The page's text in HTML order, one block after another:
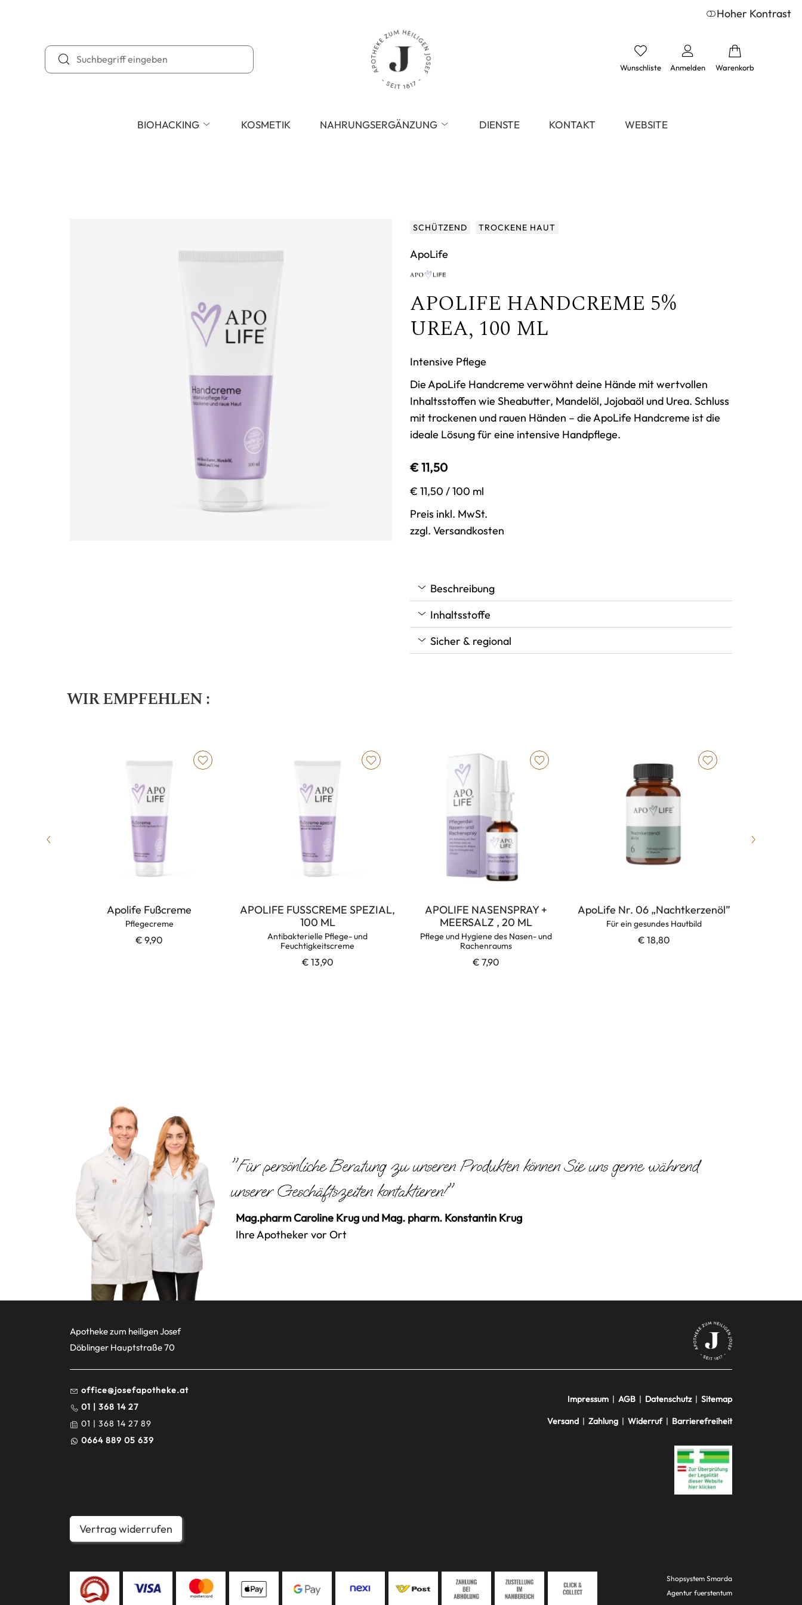
Hoher Kontrast
Wunschliste Anmelden Warenkorb
BIOHACKING KOSMETIK NAHRUNGSERGÄNZUNG DIENSTE KONTAKT WEBSITE
SCHÜTZEND TROCKENE HAUT
ApoLife
APOLIFE HANDCREME 5%
UREA, 100 ML
Intensive Pflege
Die ApoLife Handcreme verwöhnt deine Hände mit wertvollen
Inhaltsstoffen wie Sheabutter, Mandelöl, Jojobaöl und Urea. Schluss
mit trockenen und rauen Händen – die ApoLife Handcreme ist die
ideale Lösung für eine intensive Handpflege.
€ 11,50
€ 11,50 / 100 ml
Preis inkl. MwSt.
zzgl. Versandkosten
Beschreibung
Inhaltsstoffe
Sicher & regional
WIR EMPFEHLEN :
Apolife Fußcreme
Pflegecreme
€ 9,90
APOLIFE FUSSCREME SPEZIAL,
100 ML
Antibakterielle Pflege- und
Feuchtigkeitscreme
€ 13,90
APOLIFE NASENSPRAY +
MEERSALZ , 20 ML
Pflege und Hygiene des Nasen- und
Rachenraums
€ 7,90
ApoLife Nr. 06 „Nachtkerzenöl”
Für ein gesundes Hautbild
€ 18,80
"Für persönliche Beratung zu unseren Produkten können Sie uns gerne während
unserer Geschäftszeiten kontaktieren!"
Mag.pharm Caroline Krug und Mag. pharm. Konstantin Krug
Ihre Apotheker vor Ort
Apotheke zum heiligen Josef
Döblinger Hauptstraße 70
office@josefapotheke.at
01 | 368 14 27
01 | 368 14 27 89
0664 889 05 639
Impressum| AGB| Datenschutz| Sitemap
Versand| Zahlung| Widerruf| Barrierefreiheit
Vertrag widerrufen
Shopsystem Smarda
Agentur fuerstentum